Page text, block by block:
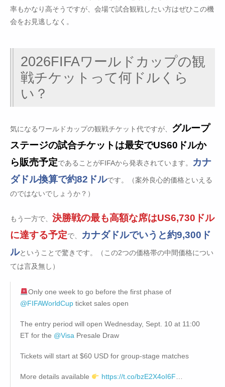
率もかなり高そうですが、会場で試合観戦したい方はぜひこの機
会をお見逃しなく。
2026FIFAワールドカップの観
戦チケットって何ドルくら
い？
気になるワールドカップの観戦チケット代ですが、 グループ
ステージの試合チケットは最安でUS60ドルか
ら販売予定であることがFIFAから発表されています。
カナ
ダドル換算で約82ドルです。（案外良心的価格といえる
のではないでしょうか？）
もう一方で、 決勝戦の最も高額な席はUS6,730ドル
に達する予定で、
カナダドルでいうと約9,300ド
ルということで驚きです。（この2つの価格帯の中間価格につい
ては言及無し）
Only one week to go before the first phase of
@FIFAWorldCup ticket sales open
The entry period will open Wednesday, Sept. 10 at 11:00
ET for the @Visa Presale Draw
Tickets will start at $60 USD for group-stage matches
More details available https://t.co/bzE2X4oI6F…